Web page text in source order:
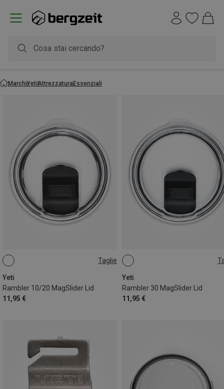
MarchiYetiAttrezzaturaEssenziali
Taglie
Yeti
Rambler 10/20 MagSlider Lid
11,95 €
ONE SIZE
Yeti
Rambler 30 MagSlider Lid
11,95 €
ONE SIZE